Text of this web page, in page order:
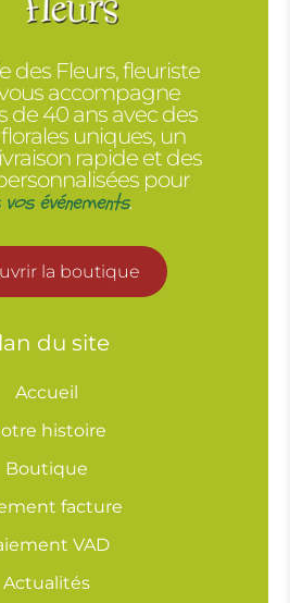
des Fleurs, fleuriste
accompagne
de 40 ans avec des
uniques, un
rapide et des
pour
événements.
la boutique
du site
Accueil
histoire
Boutique
facture
VAD
Actualités